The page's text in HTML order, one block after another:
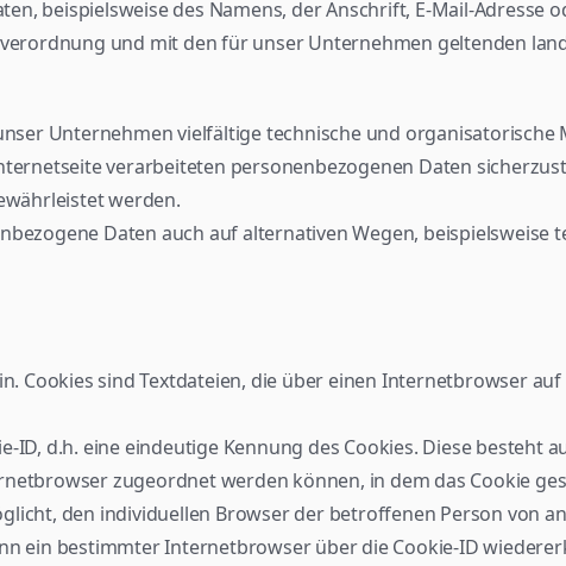
beispielsweise des Namens, der Anschrift, E-Mail-Adresse
und mit den für unser Unternehmen geltenden
Unternehmen vielfältige technische und organisatorische
verarbeiteten personenbezogenen Daten
werden.
Daten auch auf alternativen Wegen, beispielsweise
Cookies sind Textdateien, die über einen Internetbrowser
ID, d.h. eine eindeutige Kennung des Cookies. Diese besteht
zugeordnet werden können, in dem das Cookie
den individuellen Browser der betroffenen Person von
ein bestimmter Internetbrowser über die Cookie-ID